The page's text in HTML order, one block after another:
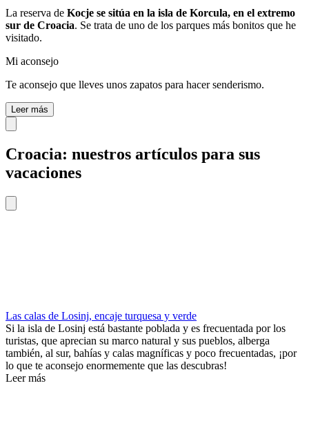
La reserva de Kocje se sitúa en la isla de Korcula, en el extremo
sur de Croacia. Se trata de uno de los parques más bonitos que he
visitado.
Mi aconsejo
Te aconsejo que lleves unos zapatos para hacer senderismo.
Leer más
Croacia: nuestros artículos para sus
vacaciones
Las calas de Losinj, encaje turquesa y verde
Si la isla de Losinj está bastante poblada y es frecuentada por los
turistas, que aprecian su marco natural y sus pueblos, alberga
también, al sur, bahías y calas magníficas y poco frecuentadas, ¡por
lo que te aconsejo enormemente que las descubras!
Leer más